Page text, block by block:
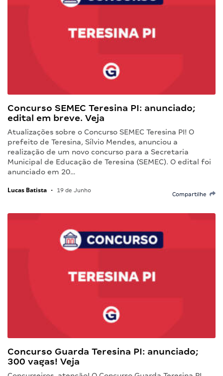
Concurso SEMEC Teresina PI: anunciado;
edital em breve. Veja
Atualizações sobre o Concurso SEMEC Teresina PI! O
prefeito de Teresina, Sílvio Mendes, anunciou a
realização de um novo concurso para a Secretaria
Municipal de Educação de Teresina (SEMEC). O edital foi
anunciado em 20…
Lucas Batista • 19 de Junho
Compartilhe
Concurso Guarda Teresina PI: anunciado;
300 vagas! Veja